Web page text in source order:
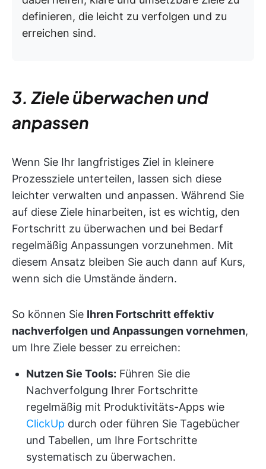
definieren, die leicht zu verfolgen und zu
erreichen sind.
3. Ziele überwachen und
anpassen
Wenn Sie Ihr langfristiges Ziel in kleinere
Prozessziele unterteilen, lassen sich diese
leichter verwalten und anpassen. Während Sie
auf diese Ziele hinarbeiten, ist es wichtig, den
Fortschritt zu überwachen und bei Bedarf
regelmäßig Anpassungen vorzunehmen. Mit
diesem Ansatz bleiben Sie auch dann auf Kurs,
wenn sich die Umstände ändern.
So können Sie Ihren Fortschritt effektiv
nachverfolgen und Anpassungen vornehmen,
um Ihre Ziele besser zu erreichen:
Nutzen Sie Tools: Führen Sie die
Nachverfolgung Ihrer Fortschritte
regelmäßig mit Produktivitäts-Apps wie
ClickUp durch oder führen Sie Tagebücher
und Tabellen, um Ihre Fortschritte
systematisch zu überwachen.